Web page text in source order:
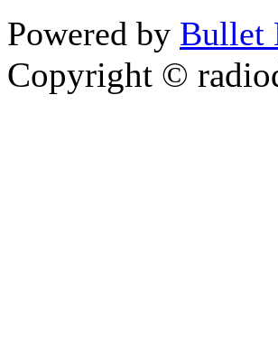
Powered by Bullet
Copyright ©